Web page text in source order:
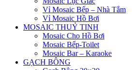
Vỉ Mosaic Bếp – Nhà Tắm
Vỉ Mosaic Hồ Bơi
MOSAIC THUỶ TINH
Mosaic Cho Hồ Bơi
Mosaic Bếp-Toilet
Mosaic Bar – Karaoke
GẠCH BÔNG